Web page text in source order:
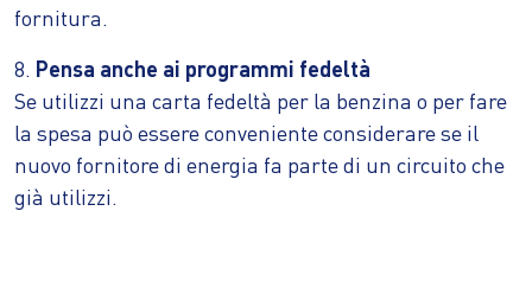
fornitura.
8. Pensa anche ai programmi fedeltà
Se utilizzi una carta fedeltà per la benzina o per fare
la spesa può essere conveniente considerare se il
nuovo fornitore di energia fa parte di un circuito che
già utilizzi.